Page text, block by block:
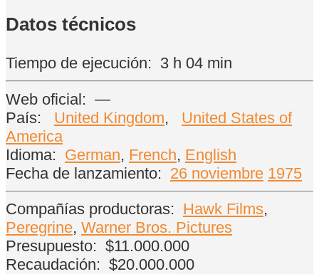
Datos técnicos
Tiempo de ejecución: 3 h 04 min
Web oficial: —
País:
United Kingdom,
United States of
America
Idioma: German, French, English
Fecha de lanzamiento: 26 noviembre 1975
Compañías productoras: Hawk Films,
Peregrine, Warner Bros. Pictures
Presupuesto: $11.000.000
Recaudación: $20.000.000